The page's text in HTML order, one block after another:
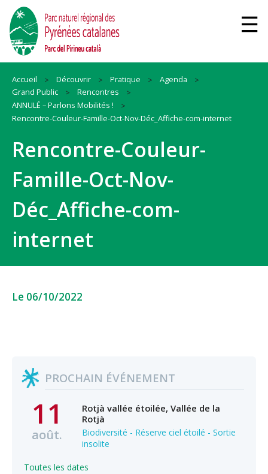
Accueil Découvrir Pratique
Agenda
Grand Public
Rencontres
ANNULÉ – Parlons Mobilités !
Rencontre-Couleur-Famille-Oct-Nov-Déc_Affiche-com-internet
Rencontre-Couleur-
Famille-Oct-Nov-
Déc_Affiche-com-
internet
Le 06/10/2022
PROCHAIN ÉVÉNEMENT
11
août.
Rotjà vallée étoilée, Vallée de la
Rotjà
Biodiversité - Réserve ciel étoilé - Sortie
insolite
Toutes les dates